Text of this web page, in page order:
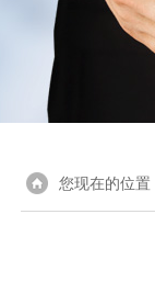
您现在的位置